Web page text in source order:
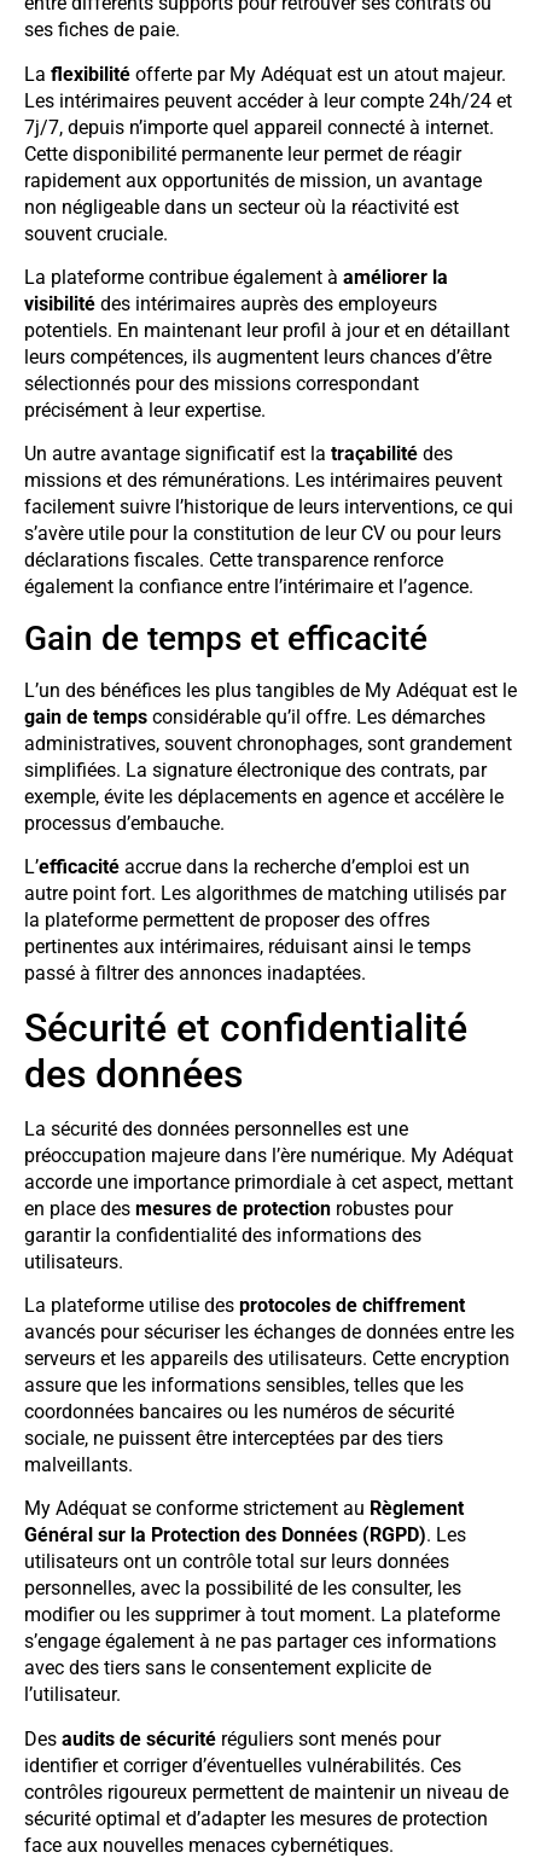
ses fiches de paie.
La flexibilité offerte par My Adéquat est un atout majeur.
Les intérimaires peuvent accéder à leur compte 24h/24 et
7j/7, depuis n’importe quel appareil connecté à internet.
Cette disponibilité permanente leur permet de réagir
rapidement aux opportunités de mission, un avantage
non négligeable dans un secteur où la réactivité est
souvent cruciale.
La plateforme contribue également à améliorer la
visibilité des intérimaires auprès des employeurs
potentiels. En maintenant leur profil à jour et en détaillant
leurs compétences, ils augmentent leurs chances d’être
sélectionnés pour des missions correspondant
précisément à leur expertise.
Un autre avantage significatif est la traçabilité des
missions et des rémunérations. Les intérimaires peuvent
facilement suivre l’historique de leurs interventions, ce qui
s’avère utile pour la constitution de leur CV ou pour leurs
déclarations fiscales. Cette transparence renforce
également la confiance entre l’intérimaire et l’agence.
Gain de temps et efficacité
L’un des bénéfices les plus tangibles de My Adéquat est le
gain de temps considérable qu’il offre. Les démarches
administratives, souvent chronophages, sont grandement
simplifiées. La signature électronique des contrats, par
exemple, évite les déplacements en agence et accélère le
processus d’embauche.
L’efficacité accrue dans la recherche d’emploi est un
autre point fort. Les algorithmes de matching utilisés par
la plateforme permettent de proposer des offres
pertinentes aux intérimaires, réduisant ainsi le temps
passé à filtrer des annonces inadaptées.
Sécurité et confidentialité
des données
La sécurité des données personnelles est une
préoccupation majeure dans l’ère numérique. My Adéquat
accorde une importance primordiale à cet aspect, mettant
en place des mesures de protection robustes pour
garantir la confidentialité des informations des
utilisateurs.
La plateforme utilise des protocoles de chiffrement
avancés pour sécuriser les échanges de données entre les
serveurs et les appareils des utilisateurs. Cette encryption
assure que les informations sensibles, telles que les
coordonnées bancaires ou les numéros de sécurité
sociale, ne puissent être interceptées par des tiers
malveillants.
My Adéquat se conforme strictement au Règlement
Général sur la Protection des Données (RGPD). Les
utilisateurs ont un contrôle total sur leurs données
personnelles, avec la possibilité de les consulter, les
modifier ou les supprimer à tout moment. La plateforme
s’engage également à ne pas partager ces informations
avec des tiers sans le consentement explicite de
l’utilisateur.
Des audits de sécurité réguliers sont menés pour
identifier et corriger d’éventuelles vulnérabilités. Ces
contrôles rigoureux permettent de maintenir un niveau de
sécurité optimal et d’adapter les mesures de protection
face aux nouvelles menaces cybernétiques.